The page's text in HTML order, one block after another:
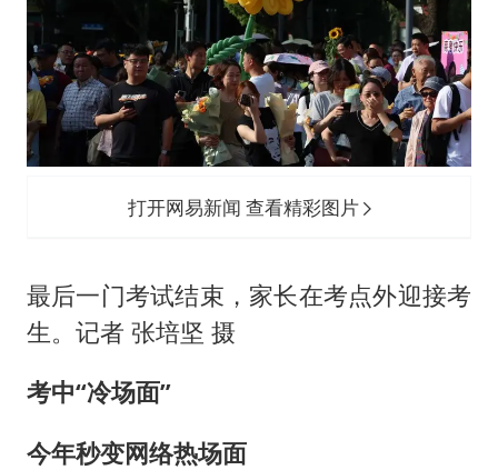
秋天的第一杯奶茶到底有多火
飞机票免费退改真的来了
夯实基础开新局
打开网易新闻 查看精彩图片
最后一门考试结束，家长在考点外迎接考
生。记者 张培坚 摄
考中“冷场面”
今年秒变网络热场面